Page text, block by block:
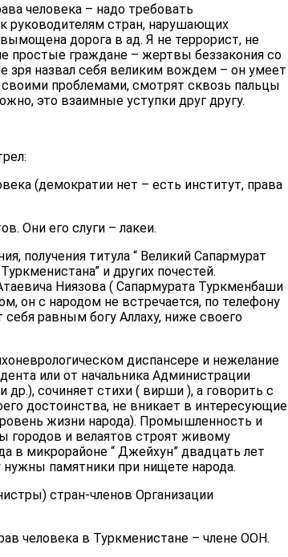
человека – надо требовать
руководителям стран, нарушающих
дорога в ад. Я не террорист, не
простые граждане – жертвы беззакония со
зря назвал себя великим вождем – он умеет
проблемами, смотрят сквозь пальцы
это взаимные уступки друг другу.
(демократии нет – есть институт, права
Они его слуги – лакеи.
получения титула “ Великий Сапармурат
и других почестей.
Ниязова ( Сапармурата Туркменбаши
он с народом не встречается, по телефону
равным богу Аллаху, ниже своего
диспансере и нежелание
или от начальника Администрации
сочиняет стихи ( вирши ), а говорить с
достоинства, не вникает в интересующие
жизни народа). Промышленность и
городов и велаятов строят живому
в микрорайоне “ Джейхун” двадцать лет
памятники при нищете народа.
стран-членов Организации
человека в Туркменистане – члене ООН.